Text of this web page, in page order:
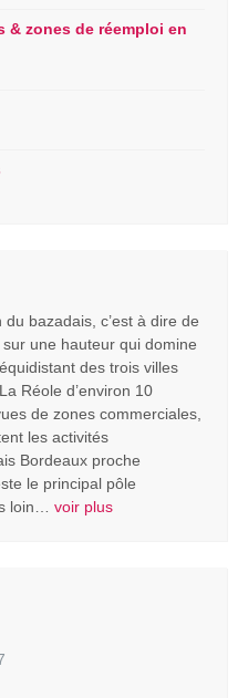
& zones de réemploi en
bazadais, c’est à dire de
une hauteur qui domine
des trois villes
Réole d’environ 10
de zones commerciales,
les activités
Bordeaux proche
le principal pôle
loin… voir plus